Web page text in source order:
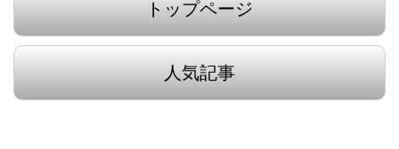
トップページ
人気記事